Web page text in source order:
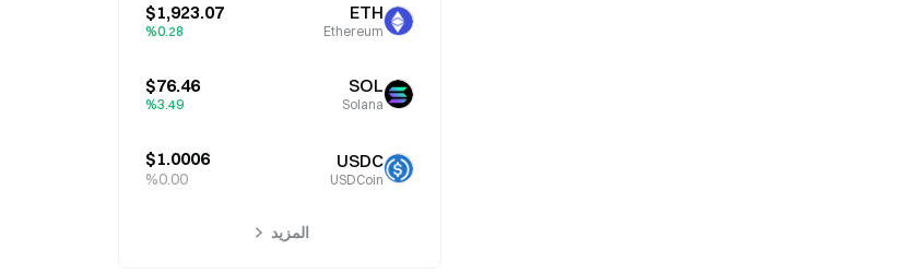
ETH
Ethereum
$1,923.07
%0.28
SOL
Solana
$76.46
%3.49
USDC
USDCoin
$1.0006
%0.00
المزيد